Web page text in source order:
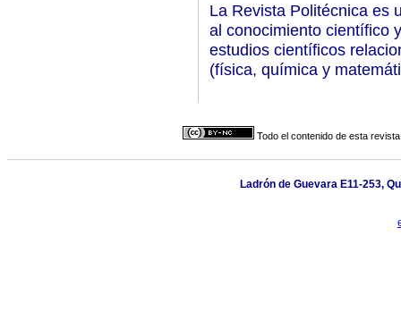
La Revista Politécnica es
al conocimiento científico
estudios científicos
(física, química y
Todo el contenido de esta
Ladrón de Guevara E11-253,